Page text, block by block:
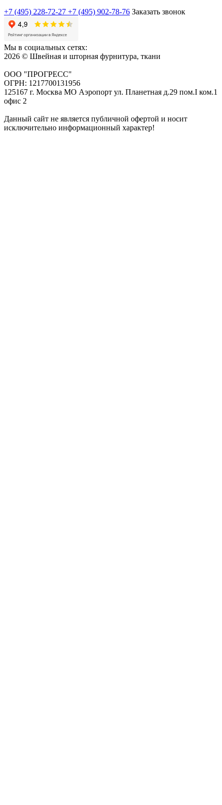
+7 (495) 228-72-27 +7 (495) 902-78-76 Заказать звонок
Мы в социальных сетях:
2026 © Швейная и шторная фурнитура, ткани
ООО "ПРОГРЕСС"
ОГРН: 1217700131956
125167 г. Москва МО Аэропорт ул. Планетная д.29 пом.I ком.1
офис 2
Данный сайт не является публичной офертой и носит
исключительно информационный характер!